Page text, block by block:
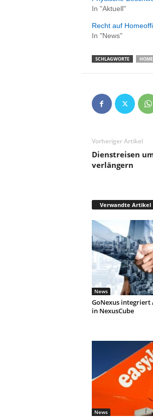
In "Aktuell"
Recht auf
In "News"
SCHLAGWORTE
Vorheriger Artikel
Dienstreisen
verlängern
Verwandte Artikel
News
GoNexus integriert
in NexusCube
News